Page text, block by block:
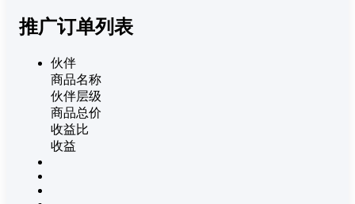
推广订单列表
伙伴
商品名称
伙伴层级
商品总价
收益比
收益